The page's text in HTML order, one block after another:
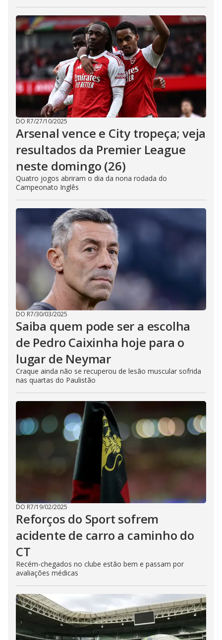
DO R7/27/10/2025
Arsenal vence e City tropeça; veja
resultados da Premier League
neste domingo (26)
Quatro jogos abriram o dia da nona rodada do
Campeonato Inglês
DO R7/30/03/2025
Saiba quem pode ser a escolha
de Pedro Caixinha hoje para o
lugar de Neymar
Craque ainda não se recuperou de lesão muscular sofrida
nas quartas do Paulistão
DO R7/19/02/2025
Reforços do Sport sofrem
acidente de carro a caminho do
CT
Recém-chegados no clube estão bem e passam por
avaliações médicas